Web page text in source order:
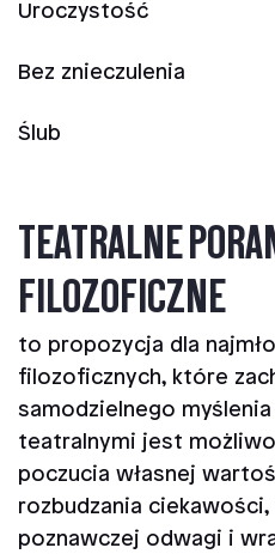
Uroczystość
Bez znieczulenia
Ślub
TEATRALNE
FILOZOFICZNE
to propozycja dla
filozoficznych, które
samodzielnego
teatralnymi jest
poczucia własnej
rozbudzania
poznawczej odwagi i